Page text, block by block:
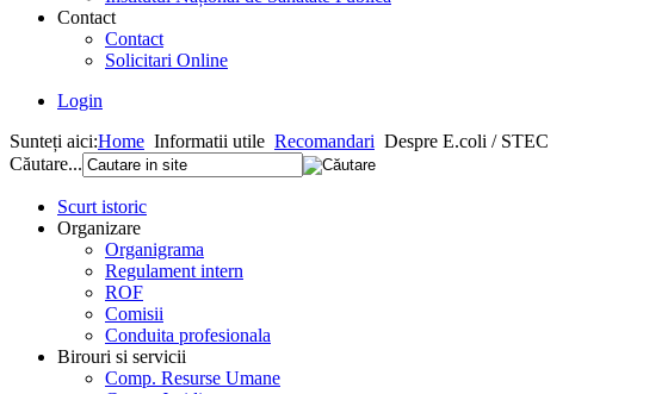
Contact
Contact
Solicitari Online
Login
Sunteți aici:Home Informatii utile Recomandari Despre E.coli / STEC
Căutare...
Scurt istoric
Organizare
Organigrama
Regulament intern
ROF
Comisii
Conduita profesionala
Birouri si servicii
Comp. Resurse Umane